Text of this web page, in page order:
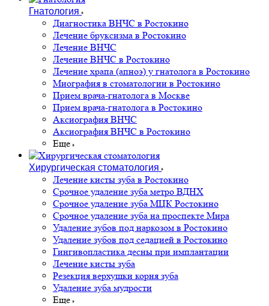
Гнатология
Диагностика ВНЧС в Ростокино
Лечение бруксизма в Ростокино
Лечение ВНЧС
Лечение ВНЧС в Ростокино
Лечение храпа (апноэ) у гнатолога в Ростокино
Миография в стоматологии в Ростокино
Прием врача-гнатолога в Москве
Прием врача-гнатолога в Ростокино
Аксиография ВНЧС
Аксиография ВНЧС в Ростокино
Еще
Хирургическая стоматология
Лечение кисты зуба в Ростокино
Срочное удаление зуба метро ВДНХ
Срочное удаление зуба МЦК Ростокино
Срочное удаление зуба на проспекте Мира
Удаление зубов под наркозом в Ростокино
Удаление зубов под седацией в Ростокино
Гингивопластика десны при имплантации
Лечение кисты зуба
Резекция верхушки корня зуба
Удаление зуба мудрости
Еще